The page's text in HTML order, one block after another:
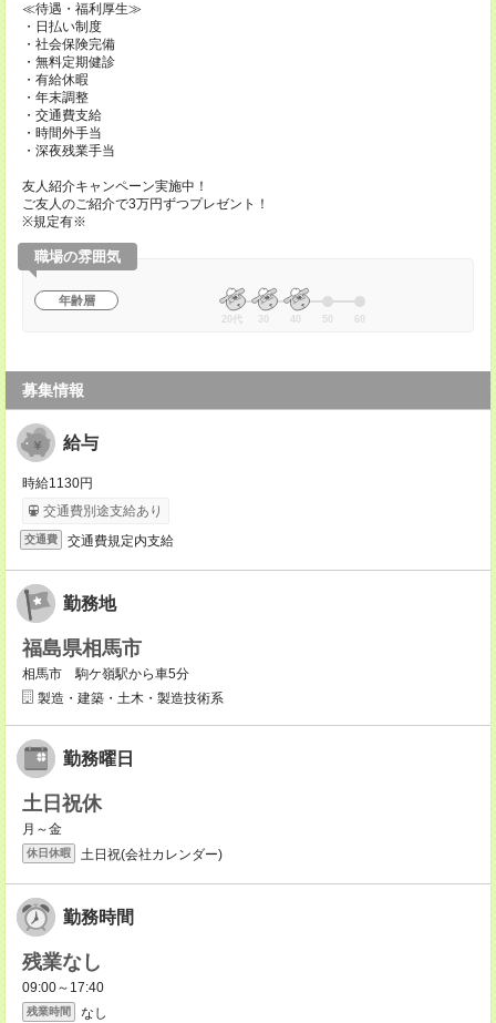
≪待遇・福利厚生≫
・日払い制度
・社会保険完備
・無料定期健診
・有給休暇
・年末調整
・交通費支給
・時間外手当
・深夜残業手当
友人紹介キャンペーン実施中！
ご友人のご紹介で3万円ずつプレゼント！
※規定有※
職場の雰囲気
年齢層
20代 30 40 50 60
募集情報
給与
時給1130円
交通費別途支給あり
交通費 交通費規定内支給
勤務地
福島県相馬市
相馬市 駒ケ嶺駅から車5分
製造・建築・土木・製造技術系
勤務曜日
土日祝休
月～金
休日休暇 土日祝(会社カレンダー)
勤務時間
残業なし
09:00～17:40
残業時間 なし